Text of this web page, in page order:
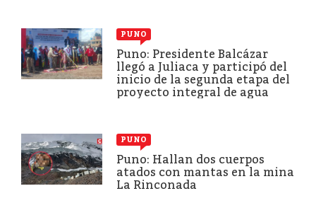
PUNO
Puno: Presidente Balcázar
llegó a Juliaca y participó del
inicio de la segunda etapa del
proyecto integral de agua
PUNO
Puno: Hallan dos cuerpos
atados con mantas en la mina
La Rinconada